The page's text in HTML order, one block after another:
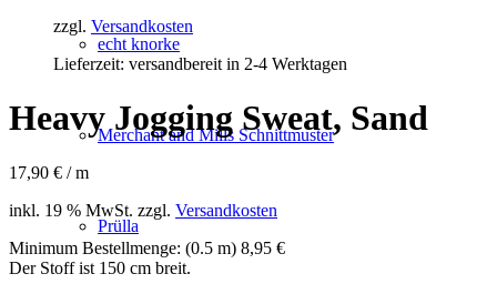
echt knorke
Merchant and Mills Schnittmuster
Prülla
zzgl. Versandkosten
Lieferzeit: versandbereit in 2-4 Werktagen
Heavy Jogging Sweat, Sand
17,90 € / m
inkl. 19 % MwSt. zzgl. Versandkosten
Minimum Bestellmenge: (0.5 m) 8,95 €
Der Stoff ist 150 cm breit.